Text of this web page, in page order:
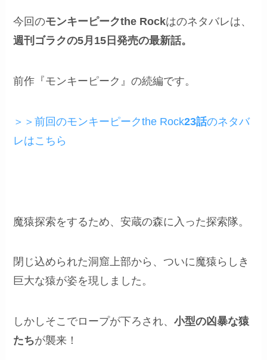
今回のモンキーピークthe Rockはのネタバレは、
週刊ゴラクの5月15日発売の最新話。
前作『モンキーピーク』の続編です。
＞＞前回のモンキーピークthe Rock23話のネタバ
レはこちら
魔猿探索をするため、安蔵の森に入った探索隊。
閉じ込められた洞窟上部から、ついに魔猿らしき
巨大な猿が姿を現しました。
しかしそこでロープが下ろされ、小型の凶暴な猿
たちが襲来！